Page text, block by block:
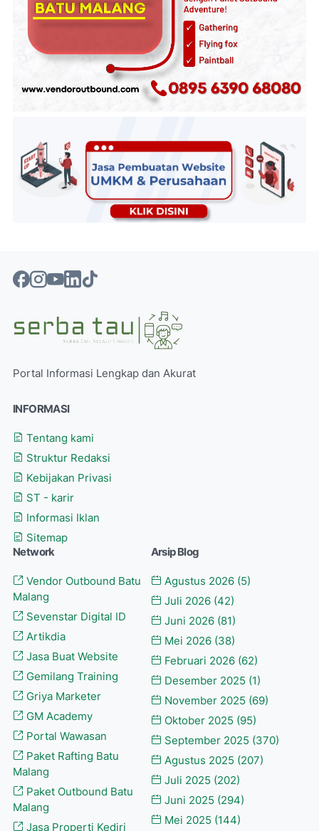
Portal Informasi Lengkap dan Akurat
INFORMASI
Tentang kami
Struktur Redaksi
Kebijakan Privasi
ST - karir
Informasi Iklan
Sitemap
Network
Vendor Outbound Batu
Malang
Sevenstar Digital ID
Artikdia
Jasa Buat Website
Gemilang Training
Griya Marketer
GM Academy
Portal Wawasan
Paket Rafting Batu
Malang
Paket Outbound Batu
Malang
Jasa Properti Kediri
Arsip Blog
Agustus 2026 (5)
Juli 2026 (42)
Juni 2026 (81)
Mei 2026 (38)
Februari 2026 (62)
Desember 2025 (1)
November 2025 (69)
Oktober 2025 (95)
September 2025 (370)
Agustus 2025 (207)
Juli 2025 (202)
Juni 2025 (294)
Mei 2025 (144)